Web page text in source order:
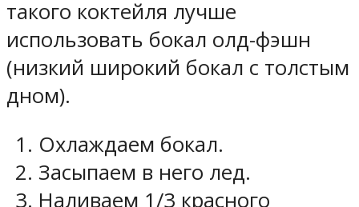
такого коктейля лучше
использовать бокал олд-фэшн
(низкий широкий бокал с толстым
дном).
Охлаждаем бокал.
Засыпаем в него лед.
Наливаем 1/3 красного